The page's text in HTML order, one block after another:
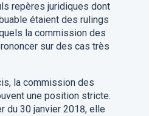
repères juridiques dont
étaient des rulings
la commission des
sur des cas très
la commission des
une position stricte.
du 30 janvier 2018, elle